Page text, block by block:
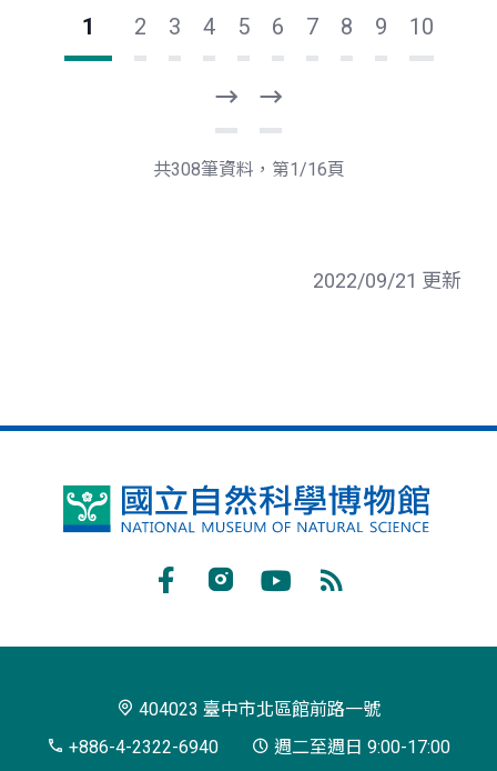
1 2 3 4 5 6 7 8 9 10
一
頁
後
一
共308筆資料，第1/16頁
2022/09/21 更新
國
博
閱
404023 臺中市北區館前路一號
+886-4-2322-6940
週二至週日 9:00-17:00